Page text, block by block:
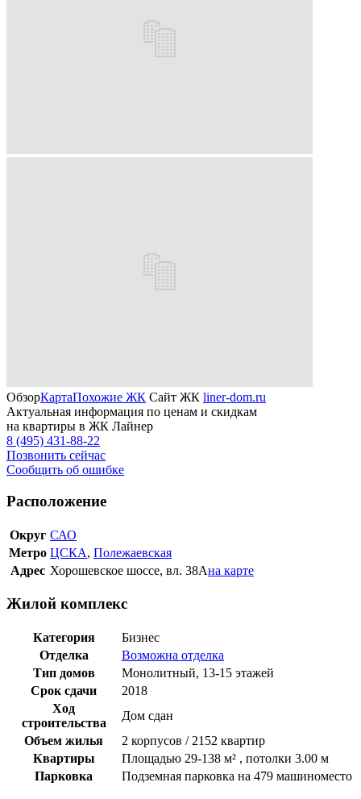
ОбзорКартаПохожие ЖК Сайт ЖК liner-dom.ru
Актуальная информация по ценам и скидкам
на квартиры в ЖК Лайнер
8 (495) 431-88-22
Позвонить сейчас
Сообщить об ошибке
Расположение
Округ САО
Метро ЦСКА, Полежаевская
Адрес Хорошевское шоссе, вл. 38Ана карте
Жилой комплекс
Категория
Бизнес
Отделка
Возможна отделка
Тип домов
Монолитный, 13-15 этажей
Срок сдачи
2018
Ход
строительства
Дом сдан
Объем жилья
2 корпусов / 2152 квартир
Квартиры
Площадью 29-138 м² , потолки 3.00 м
Парковка
Подземная парковка на 479 машиноместо